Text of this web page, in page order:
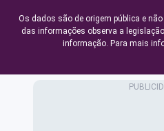
Os dados são de origem pública e
das informações observa a
informação. Para mais